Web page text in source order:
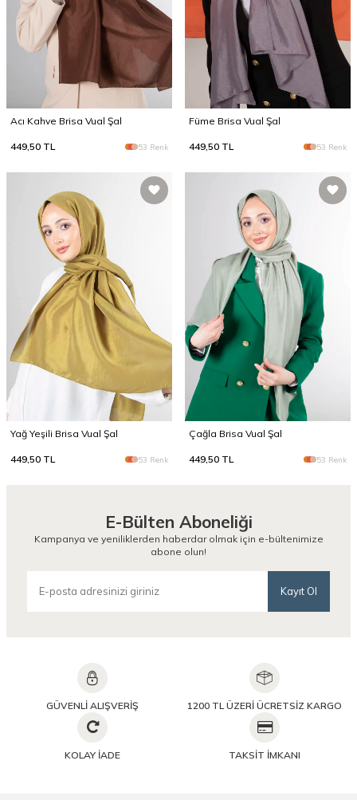
Acı Kahve Brisa Vual Şal
449,50 TL 53 Renk
Füme Brisa Vual Şal
449,50 TL 53 Renk
Yağ Yeşili Brisa Vual Şal
449,50 TL 53 Renk
Çağla Brisa Vual Şal
449,50 TL 53 Renk
E-Bülten Aboneliği
Kampanya ve yeniliklerden haberdar olmak için e-bültenimize
abone olun!
Kayıt Ol
GÜVENLİ ALIŞVERİŞ 1200 TL ÜZERİ ÜCRETSİZ KARGO
KOLAY İADE TAKSİT İMKANI